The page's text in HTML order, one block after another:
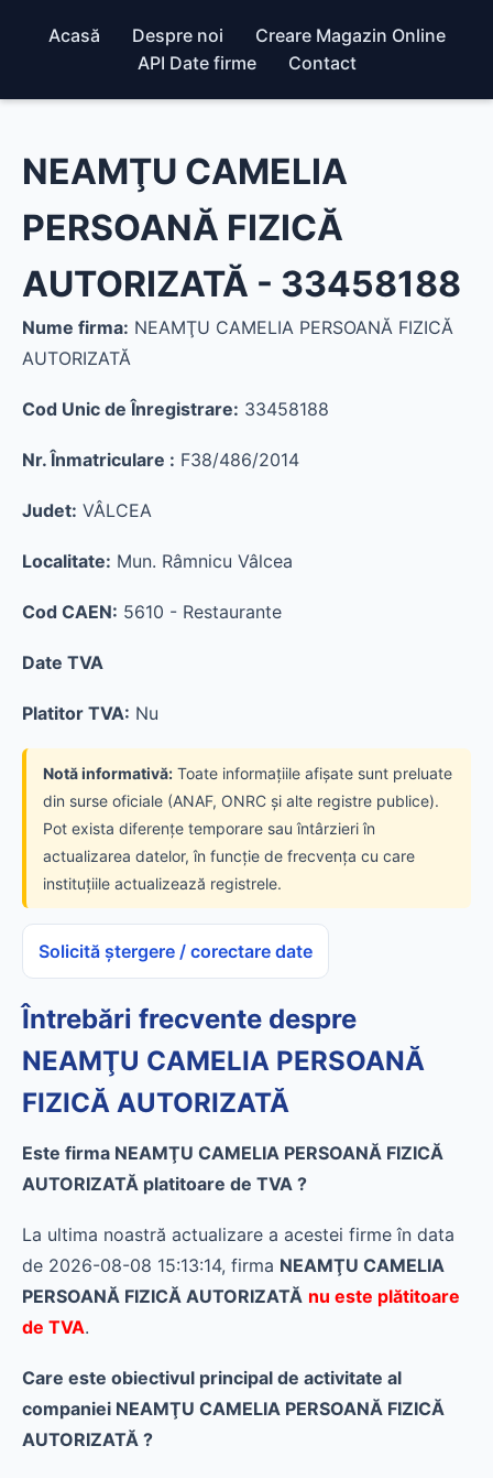
Acasă Despre noi
Creare Magazin Online
API Date firme
Contact
NEAMŢU CAMELIA
PERSOANĂ FIZICĂ
AUTORIZATĂ - 33458188
Nume firma: NEAMŢU CAMELIA PERSOANĂ FIZICĂ
AUTORIZATĂ
Cod Unic de Înregistrare: 33458188
Nr. Înmatriculare : F38/486/2014
Judet: VÂLCEA
Localitate: Mun. Râmnicu Vâlcea
Cod CAEN: 5610 - Restaurante
Date TVA
Platitor TVA: Nu
Notă informativă: Toate informațiile afișate sunt preluate
din surse oficiale (ANAF, ONRC și alte registre publice).
Pot exista diferențe temporare sau întârzieri în
actualizarea datelor, în funcție de frecvența cu care
instituțiile actualizează registrele.
Solicită ștergere / corectare date
Întrebări frecvente despre
NEAMŢU CAMELIA PERSOANĂ
FIZICĂ AUTORIZATĂ
Este firma NEAMŢU CAMELIA PERSOANĂ FIZICĂ
AUTORIZATĂ platitoare de TVA ?
La ultima noastră actualizare a acestei firme în data
de 2026-08-08 15:13:14, firma NEAMŢU CAMELIA
PERSOANĂ FIZICĂ AUTORIZATĂ nu este plătitoare
de TVA.
Care este obiectivul principal de activitate al
companiei NEAMŢU CAMELIA PERSOANĂ FIZICĂ
AUTORIZATĂ ?